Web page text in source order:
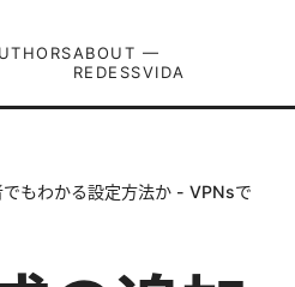
ABOUT —
REDESSVIDA
もわかる設定方法か - VPNsで